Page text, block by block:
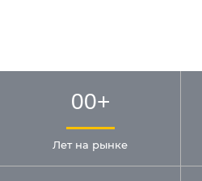
00+
Лет на рынке